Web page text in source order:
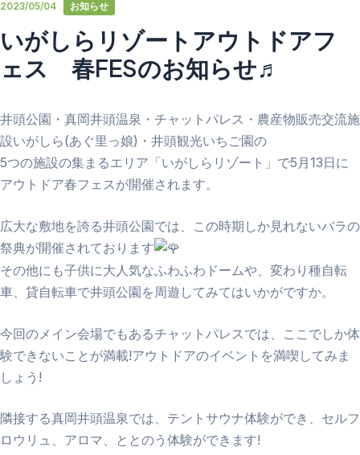
2023/05/04 お知らせ
いがしらリゾートアウトドアフ
ェス 春FESのお知らせ♬
井頭公園・真岡井頭温泉・チャットパレス・農産物販売交流施
設いがしら(あぐ里っ娘)・井頭観光いちご園の
5つの施設の集まるエリア「いがしらリゾート」で5月13日に
アウトドア春フェスが開催されます。
広大な敷地を誇る井頭公園では、この時期しか見れないバラの
祭典が開催されております
その他にも子供に大人気なふわふわドームや、変わり種自転
車、貸自転車で井頭公園を周遊してみてはいかがですか。
今回のメイン会場でもあるチャットパレスでは、ここでしか体
験できないことが満載!アウトドアのイベントを満喫してみま
しょう!
隣接する真岡井頭温泉では、テントサウナ体験ができ、セルフ
ロウリュ、アロマ、ととのう体験ができます!